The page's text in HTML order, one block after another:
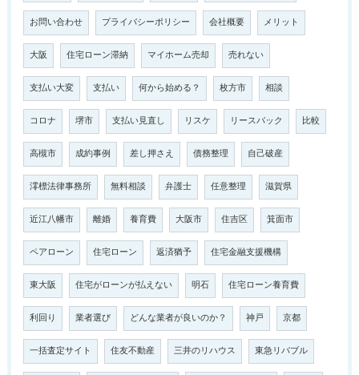
お問い合わせ プライバシーポリシー 会社概要 メリット
大阪 住宅ローン滞納 マイホーム売却 売れない
支払い大変 支払い 何から始める？ 枚方市 相談
コロナ 堺市 支払い見直し リスケ リースバック 比較
高槻市 成約事例 差し押さえ 債務整理 自己破産
澪標法律事務所 無料相談 弁護士 任意整理 滋賀県
近江八幡市 離婚 養育費 大阪市 住吉区 箕面市
ペアローン 住宅ローン 返済猶予 住宅金融支援機構
東大阪 住宅がローンが払えない 明石 住宅ローン養育費
利回り 業者選び どんな業者が良いのか？ 神戸 京都
一括査定サイト 住友不動産 三井のリハウス 東急リバブル